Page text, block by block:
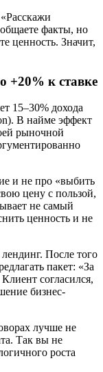
факты, но
ценность. Значит,
+20% к ставке
15–30% дохода
В найме эффект
рыночной
и не про «выбить
цену с пользой,
не самый
ценность и не
После того
пакет: «За
согласился,
бизнес-
лучше не
Так вы не
роста